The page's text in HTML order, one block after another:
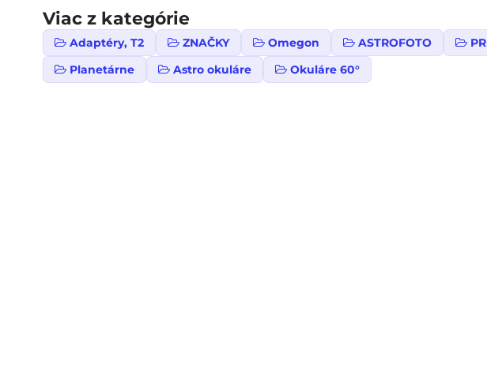
Viac z kategórie
Adaptéry, T2 ZNAČKY Omegon ASTROFOTO
Planetárne
Astro okuláre Okuláre 60°